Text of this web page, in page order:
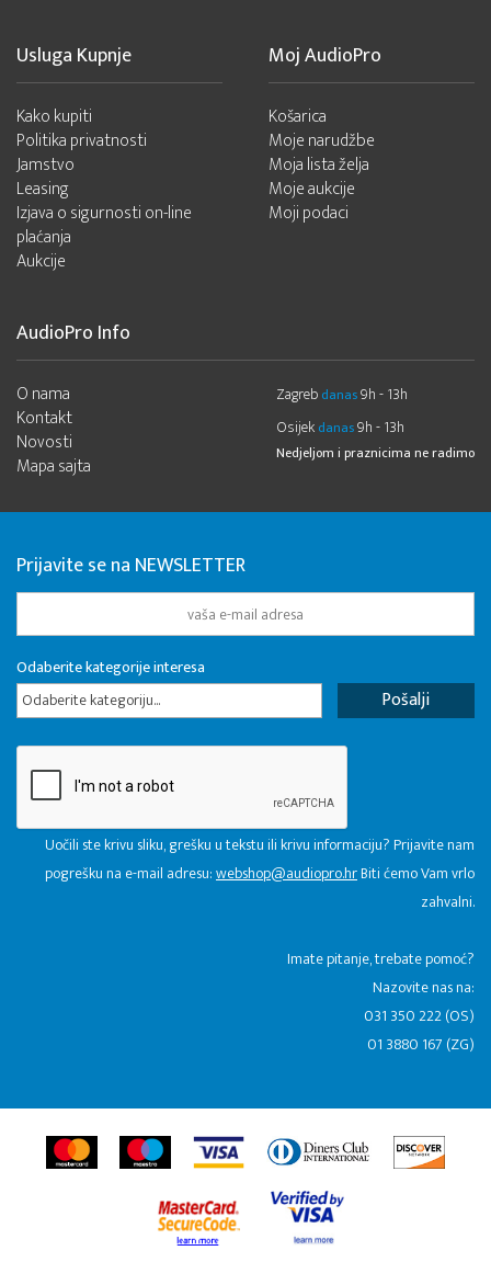
Usluga Kupnje
Kako kupiti
Politika privatnosti
Jamstvo
Leasing
Izjava o sigurnosti on-line
plaćanja
Aukcije
Moj AudioPro
Košarica
Moje narudžbe
Moja lista želja
Moje aukcije
Moji podaci
AudioPro Info
O nama
Kontakt
Novosti
Mapa sajta
Zagreb danas9h - 13h
Osijek danas9h - 13h
Nedjeljom i praznicima ne radimo
Prijavite se na NEWSLETTER
Odaberite kategorije interesa
Odaberite kategoriju...
Uočili ste krivu sliku, grešku u tekstu ili krivu informaciju? Prijavite nam
pogrešku na e-mail adresu:webshop@audiopro.hrBiti ćemo Vam vrlo
zahvalni.
​Imate pitanje, trebate pomoć?
Nazovite nas na:
031 350 222 (OS)
01 3880 167 (ZG)